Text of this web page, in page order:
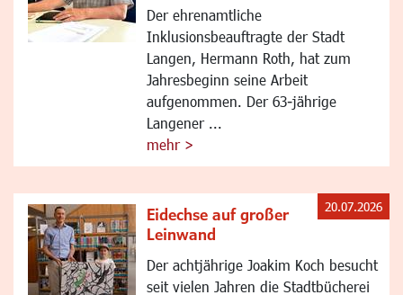
Der ehrenamtliche
Inklusionsbeauftragte der Stadt
Langen, Hermann Roth, hat zum
Jahresbeginn seine Arbeit
aufgenommen. Der 63-jährige
Langener ...
mehr >
Eidechse auf großer
Leinwand
Der achtjährige Joakim Koch besucht
seit vielen Jahren die Stadtbücherei
20.07.2026